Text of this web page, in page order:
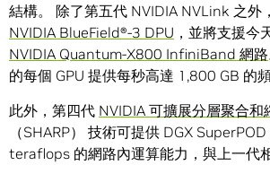
結構。 除了第五代 NVIDIA NVLink 之外，
NVIDIA BlueField®-3 DPU ，並將支援今
NVIDIA Quantum-X800 InfiniBand 網路
的每個 GPU 提供每秒高達 1,800 GB 的頻
此外，第四代 NVIDIA 可擴展分層聚合和
（SHARP） 技術可提供 DGX
teraflops 的網路內運算能力，與上一代